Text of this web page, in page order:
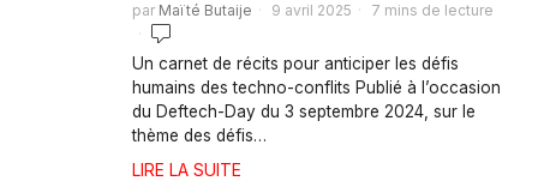
par Maïté Butaije 9 avril 2025 7 mins de lecture
Un carnet de récits pour anticiper les défis
humains des techno-conflits Publié à l’occasion
du Deftech-Day du 3 septembre 2024, sur le
thème des défis…
LIRE LA SUITE